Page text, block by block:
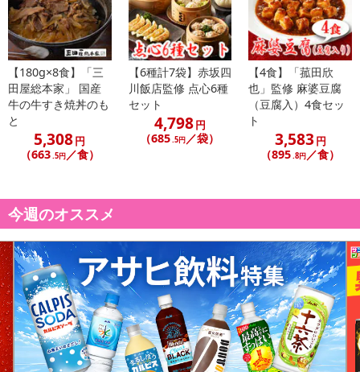
※配送形態がメール便の商品については、商品の発送完了後、配送
伝票番号がマイページに表示されない場合もございます。
【配送日時の指定について】
※配送日時の指定が可能な商品の場合、商品によってご指定できる
配送日、配送時間が異なる可能性がございます。
カート機能をご利用の場合は、配送日時指定をご利用いただけませ
休業日
【180g×8食】「三
田屋総本家」 国産
牛の牛すき焼丼のも
と
5,308円
（663.5円／食）
【6種計7袋】赤坂四
川飯店監修 点心6種
セット
4,798円
（685.5円／袋）
【4食】「菰田欣
也」監修 麻婆豆腐
（豆腐入）4食セッ
ト
3,583円
（895.8円／食）
今週のオススメ